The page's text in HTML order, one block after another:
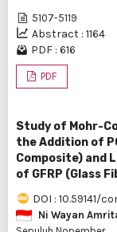
5107-5119
Abstract : 1164
PDF : 616
PDF
Study of Mohr-
the Addition of
Composite) and
of GFRP (Glass
DOI : 10.59141/
Ni Wayan